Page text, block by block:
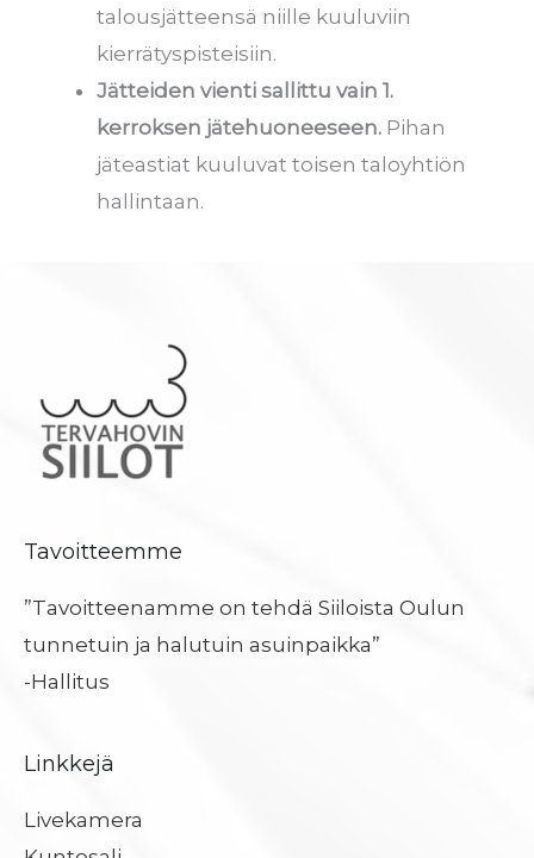
talousjätteensä niille kuuluviin
kierrätyspisteisiin.
Jätteiden vienti sallittu vain 1.
kerroksen jätehuoneeseen. Pihan
jäteastiat kuuluvat toisen taloyhtiön
hallintaan.
Tavoitteemme
”Tavoitteenamme on tehdä Siiloista Oulun
tunnetuin ja halutuin asuinpaikka”
-Hallitus
Linkkejä
Livekamera